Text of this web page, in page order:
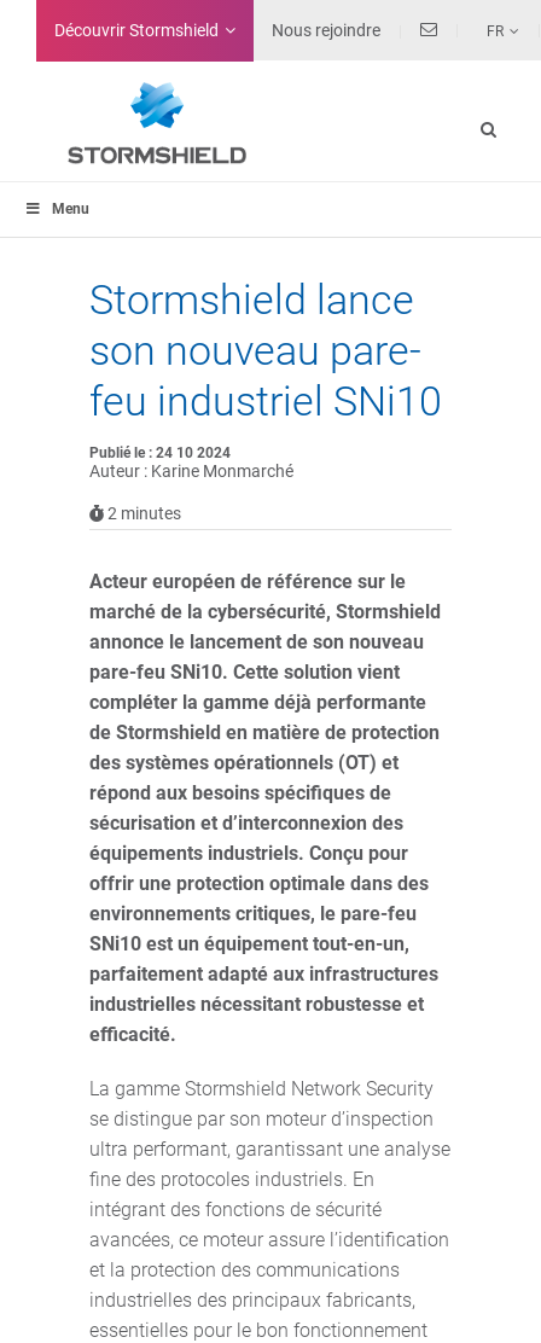
Découvrir Stormshield Nous rejoindre FR
Menu
Stormshield lance
son nouveau pare-
feu industriel SNi10
Publié le : 24 10 2024
Auteur : Karine Monmarché
2 minutes
Acteur européen de référence sur le
marché de la cybersécurité, Stormshield
annonce le lancement de son nouveau
pare-feu SNi10. Cette solution vient
compléter la gamme déjà performante
de Stormshield en matière de protection
des systèmes opérationnels (OT) et
répond aux besoins spécifiques de
sécurisation et d’interconnexion des
équipements industriels. Conçu pour
offrir une protection optimale dans des
environnements critiques, le pare-feu
SNi10 est un équipement tout-en-un,
parfaitement adapté aux infrastructures
industrielles nécessitant robustesse et
efficacité.
La gamme Stormshield Network Security
se distingue par son moteur d’inspection
ultra performant, garantissant une analyse
fine des protocoles industriels. En
intégrant des fonctions de sécurité
avancées, ce moteur assure l’identification
et la protection des communications
industrielles des principaux fabricants,
essentielles pour le bon fonctionnement